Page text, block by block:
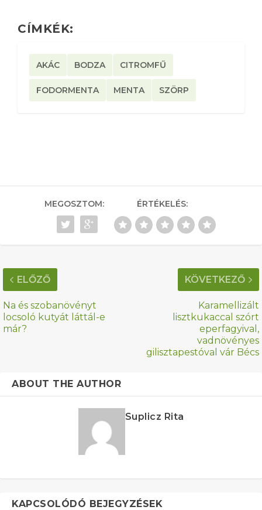
CÍMKÉK:
AKÁC BODZA CITROMFŰ
FODORMENTA MENTA SZÖRP
MEGOSZTOM: ÉRTÉKELÉS:
ELŐZŐ
Na és szobanövényt
locsoló kutyát láttál-e
már?
KÖVETKEZŐ
Karamellizált
lisztkukaccal szórt
eperfagyival,
vadnövényes
gilisztapestóval vár Bécs
ABOUT THE AUTHOR
Suplicz Rita
KAPCSOLÓDÓ BEJEGYZÉSEK